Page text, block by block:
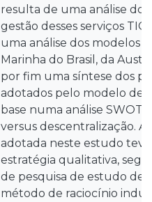
resulta de uma análise do
gestão desses serviços TIC
uma análise dos modelos
Marinha do Brasil, da
por fim uma síntese dos
adotados pelo modelo de
base numa análise SWOT
versus descentralização.
adotada neste estudo
estratégia qualitativa,
de pesquisa de estudo de
método de raciocínio